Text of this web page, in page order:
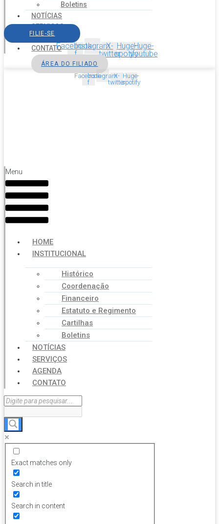
Boletins
NOTÍCIAS
SERVIÇOS
AGENDA
CONTATO
FILIE-SE
Facebook-
f
InstagramX-
twitter
Huge-
spotify
Huge-
youtube
ÁREA DO FILIADO
Facebook-
f
InstagramX-
twitter
Huge-
spotify
Menu
HOME
INSTITUCIONAL
Histórico
Coordenação
Financeiro
Estatuto e Regimento
Cartilhas
Boletins
NOTÍCIAS
SERVIÇOS
AGENDA
CONTATO
Exact matches only
Search in title
Search in content